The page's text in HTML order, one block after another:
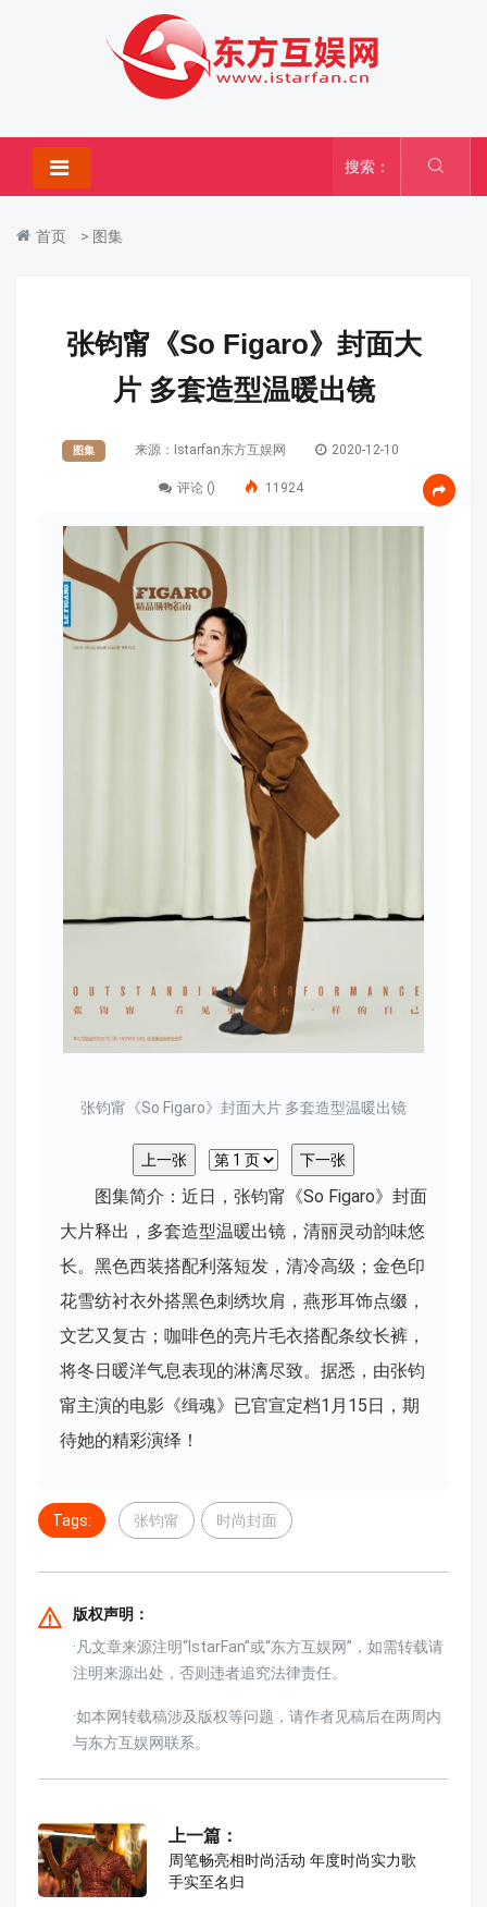
搜索：
首页 > 图集
张钧甯《So Figaro》封面大
片 多套造型温暖出镜
图集 来源：Istarfan东方互娱网 2020-12-10
评论 () 11924
张钧甯《So Figaro》封面大片 多套造型温暖出镜
图集简介：近日，张钧甯《So Figaro》封面
大片释出，多套造型温暖出镜，清丽灵动韵味悠
长。黑色西装搭配利落短发，清冷高级；金色印
花雪纺衬衣外搭黑色刺绣坎肩，燕形耳饰点缀，
文艺又复古；咖啡色的亮片毛衣搭配条纹长裤，
将冬日暖洋气息表现的淋漓尽致。据悉，由张钧
甯主演的电影《缉魂》已官宣定档1月15日，期
待她的精彩演绎！
Tags: 张钧甯 时尚封面
版权声明：
·凡文章来源注明“IstarFan”或“东方互娱网”，如需转载请
注明来源出处，否则违者追究法律责任。
·如本网转载稿涉及版权等问题，请作者见稿后在两周内
与东方互娱网联系。
上一篇：
周笔畅亮相时尚活动 年度时尚实力歌
手实至名归